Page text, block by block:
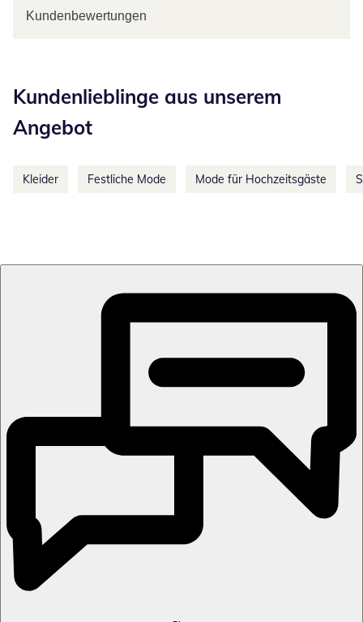
Kundenbewertungen
Kundenlieblinge aus unserem
Angebot
Kleider Festliche Mode Mode für Hochzeitsgäste